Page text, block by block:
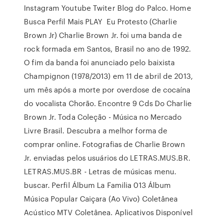
Instagram Youtube Twiter Blog do Palco. Home
Busca Perfil Mais PLAY ️ Eu Protesto (Charlie
Brown Jr) Charlie Brown Jr. foi uma banda de
rock formada em Santos, Brasil no ano de 1992.
O fim da banda foi anunciado pelo baixista
Champignon (1978/2013) em 11 de abril de 2013,
um mês após a morte por overdose de cocaína
do vocalista Chorão. Encontre 9 Cds Do Charlie
Brown Jr. Toda Coleção - Música no Mercado
Livre Brasil. Descubra a melhor forma de
comprar online. Fotografias de Charlie Brown
Jr. enviadas pelos usuários do LETRAS.MUS.BR.
LETRAS.MUS.BR - Letras de músicas menu.
buscar. Perfil Álbum La Familia 013 Álbum
Música Popular Caiçara (Ao Vivo) Coletânea
Acústico MTV Coletânea. Aplicativos Disponível